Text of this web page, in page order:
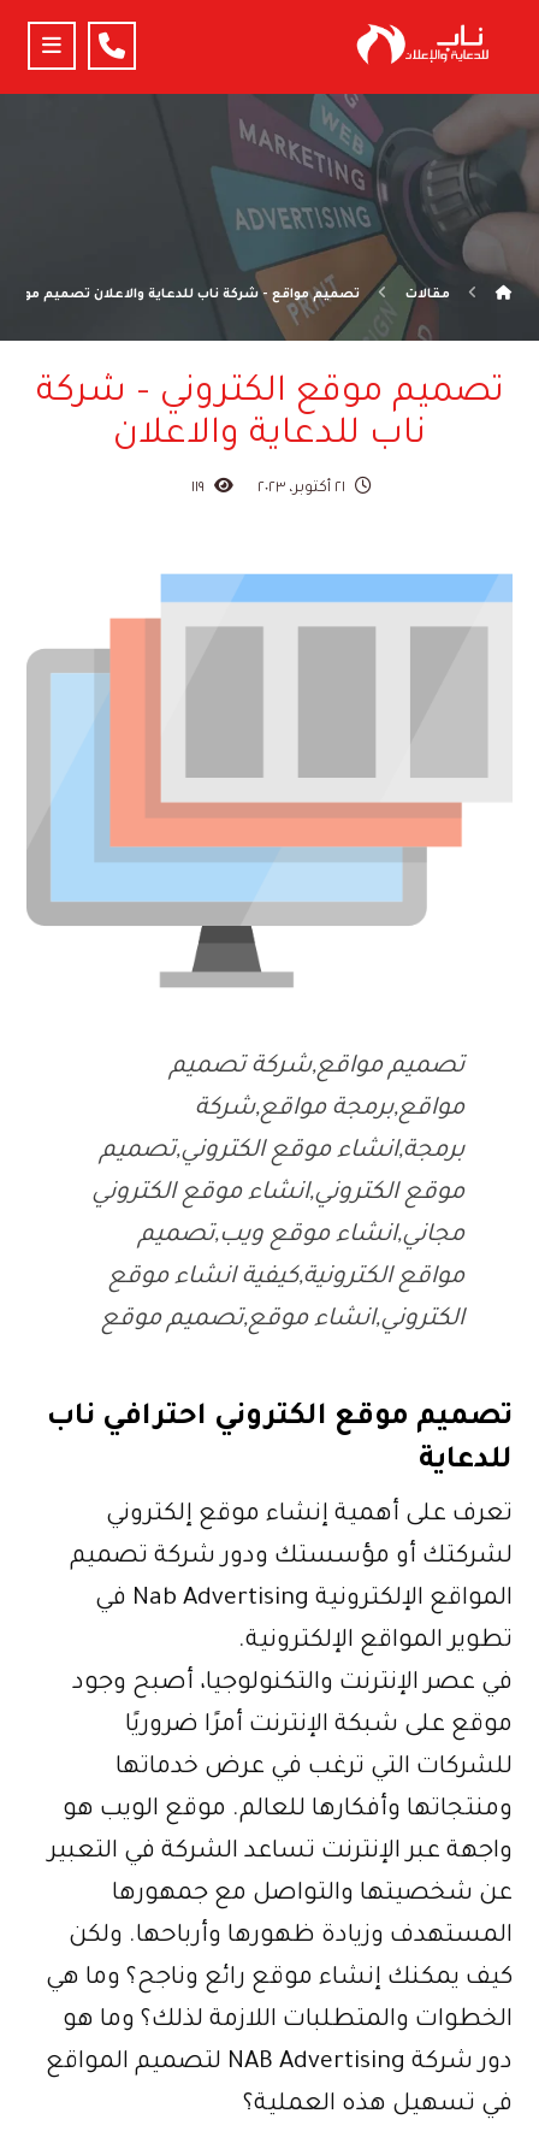
مقالات تصميم مواقع - شركة ناب للدعاية والاعلان تصميم مواقع
تصميم موقع الكتروني – شركة
ناب للدعاية والاعلان
٢١ أكتوبر، ٢٠٢٣ ١١٩
تصميم مواقع,شركة تصميم
مواقع,برمجة مواقع,شركة
برمجة,انشاء موقع الكتروني,تصميم
موقع الكتروني,انشاء موقع الكتروني
مجاني,انشاء موقع ويب,تصميم
مواقع الكترونية,كيفية انشاء موقع
الكتروني,انشاء موقع,تصميم موقع
تصميم موقع الكتروني احترافي ناب
للدعاية
تعرف على أهمية إنشاء موقع إلكتروني
لشركتك أو مؤسستك ودور شركة تصميم
المواقع الإلكترونية Nab Advertising في
تطوير المواقع الإلكترونية.
في عصر الإنترنت والتكنولوجيا، أصبح وجود
موقع على شبكة الإنترنت أمرًا ضروريًا
للشركات التي ترغب في عرض خدماتها
ومنتجاتها وأفكارها للعالم. موقع الويب هو
واجهة عبر الإنترنت تساعد الشركة في التعبير
عن شخصيتها والتواصل مع جمهورها
المستهدف وزيادة ظهورها وأرباحها. ولكن
كيف يمكنك إنشاء موقع رائع وناجح؟ وما هي
الخطوات والمتطلبات اللازمة لذلك؟ وما هو
دور شركة NAB Advertising لتصميم المواقع
في تسهيل هذه العملية؟